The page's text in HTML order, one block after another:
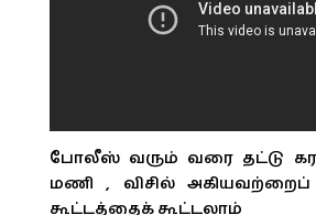
போலீஸ் வரும் வரை தட்டு
மணி , விசில் அகியவற்றைப்
கூட்டத்தைக் கூட்டலாம்